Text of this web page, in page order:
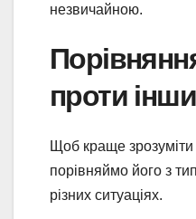
незвичайною.
проти
Щоб краще
порівняймо його з
різних ситуаціях.